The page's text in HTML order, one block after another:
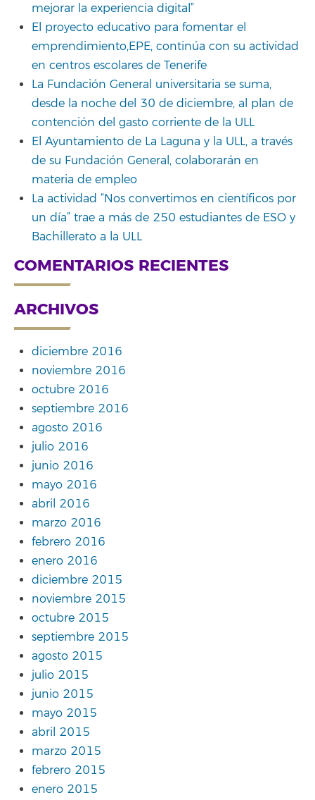
mejorar la experiencia digital”
El proyecto educativo para fomentar el
emprendimiento,EPE, continúa con su actividad
en centros escolares de Tenerife
La Fundación General universitaria se suma,
desde la noche del 30 de diciembre, al plan de
contención del gasto corriente de la ULL
El Ayuntamiento de La Laguna y la ULL, a través
de su Fundación General, colaborarán en
materia de empleo
La actividad “Nos convertimos en científicos por
un día” trae a más de 250 estudiantes de ESO y
Bachillerato a la ULL
COMENTARIOS RECIENTES
ARCHIVOS
diciembre 2016
noviembre 2016
octubre 2016
septiembre 2016
agosto 2016
julio 2016
junio 2016
mayo 2016
abril 2016
marzo 2016
febrero 2016
enero 2016
diciembre 2015
noviembre 2015
octubre 2015
septiembre 2015
agosto 2015
julio 2015
junio 2015
mayo 2015
abril 2015
marzo 2015
febrero 2015
enero 2015